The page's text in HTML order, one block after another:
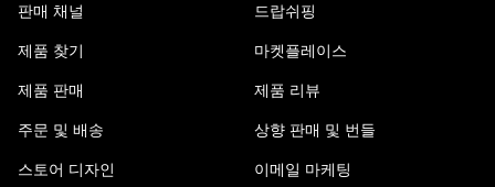
판매 채널
제품 찾기
제품 판매
주문 및 배송
스토어 디자인
드랍쉬핑
마켓플레이스
제품 리뷰
상향 판매 및 번들
이메일 마케팅